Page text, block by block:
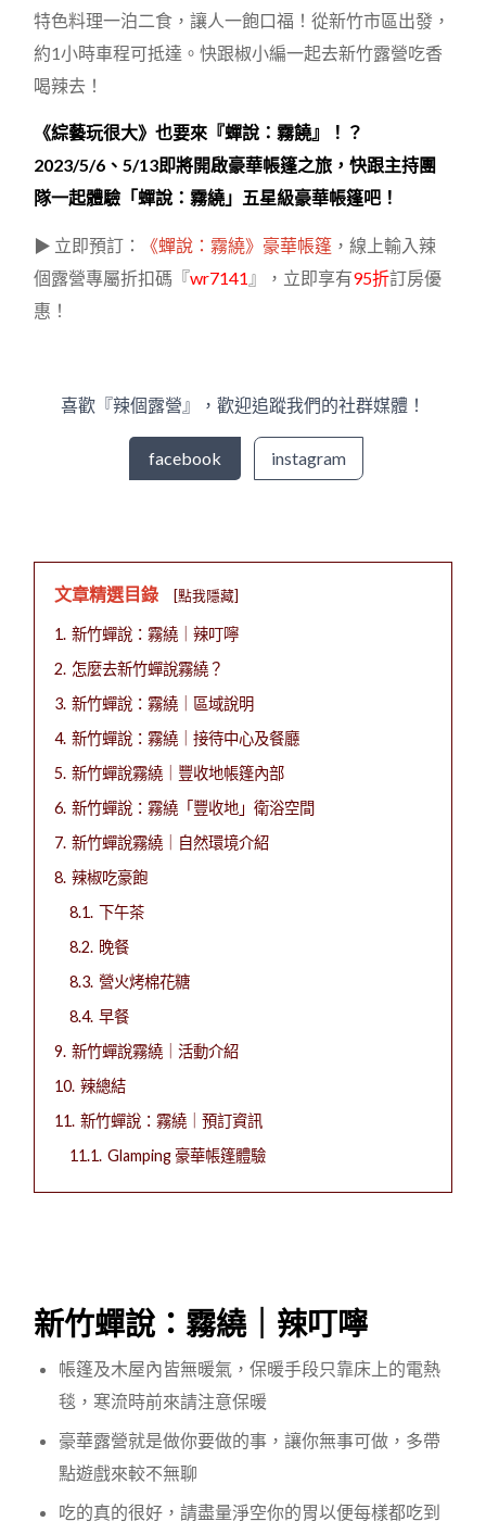
特色料理一泊二食，讓人一飽口福！從新竹市區出發，
約1小時車程可抵達。快跟椒小編一起去新竹露營吃香
喝辣去！
《綜藝玩很大》也要來『蟬說：霧饒』！？
2023/5/6、5/13即將開啟豪華帳篷之旅，快跟主持團
隊一起體驗「蟬說：霧繞」五星級豪華帳篷吧！
▶ 立即預訂： 《蟬說：霧繞》豪華帳篷 ，線上輸入辣
個露營專屬折扣碼『wr7141 』，立即享有95折訂房優
惠！
喜歡『辣個露營』，歡迎追蹤我們的社群媒體！
facebook instagram
文章精選目錄 [點我隱藏]
1. 新竹蟬說：霧繞｜辣叮嚀
2. 怎麼去新竹蟬說霧繞？
3. 新竹蟬說：霧繞｜區域說明
4. 新竹蟬說：霧繞｜接待中心及餐廳
5. 新竹蟬說霧繞｜豐收地帳篷內部
6. 新竹蟬說：霧繞「豐收地」衛浴空間
7. 新竹蟬說霧繞｜自然環境介紹
8. 辣椒吃豪飽
8.1. 下午茶
8.2. 晚餐
8.3. 營火烤棉花糖
8.4. 早餐
9. 新竹蟬說霧繞｜活動介紹
10. 辣總結
11. 新竹蟬說：霧繞｜預訂資訊
11.1. Glamping 豪華帳篷體驗
新竹蟬說：霧繞｜辣叮嚀
帳篷及木屋內皆無暖氣，保暖手段只靠床上的電熱
毯，寒流時前來請注意保暖
豪華露營就是做你要做的事，讓你無事可做，多帶
點遊戲來較不無聊
吃的真的很好，請盡量淨空你的胃以便每樣都吃到